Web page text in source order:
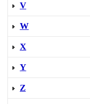
V
W
X
Y
Z